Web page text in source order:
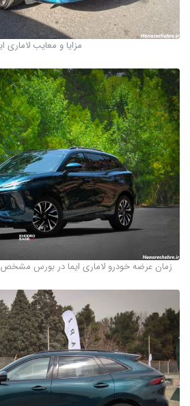
مزایا و معایب لاماری
زمان عرضه خودرو لاماری ایما در بورس